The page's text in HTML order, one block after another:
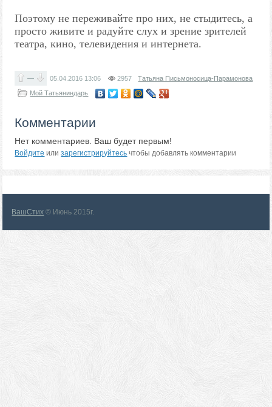
Поэтому не переживайте про них, не стыдитесь, а
просто живите и радуйте слух и зрение зрителей
театра, кино, телевидения и интернета.
— 05.04.2016 13:06 2957
Татьяна Письмоносица-Парамонова
Мой Татьяниндарь
Комментарии
Нет комментариев. Ваш будет первым!
Войдите илизарегистрируйтесь чтобы добавлять комментарии
ВашСтих © Июнь 2015г.